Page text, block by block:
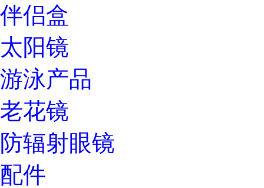
伴侣盒
太阳镜
游泳产品
老花镜
防辐射眼镜
配件